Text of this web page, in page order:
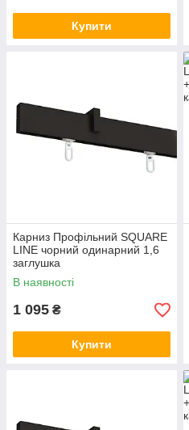
Купити
Карниз Профільний SQUARE
LINE чорний одинарний 1,6
заглушка
В наявності
1 095 ₴
Купити